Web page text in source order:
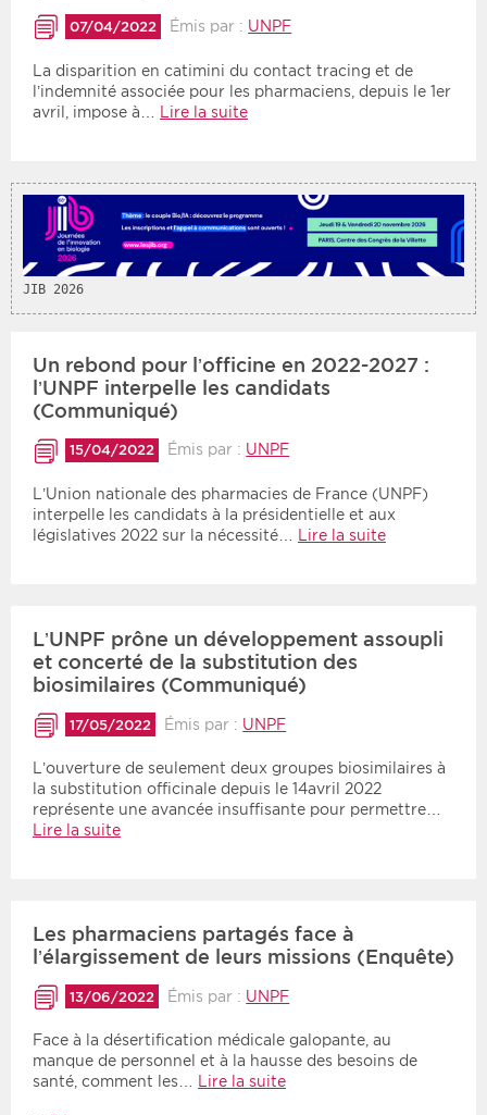
Inversé
07/04/2022 Émis par : UNPF
La disparition en catimini du contact tracing et de
l’indemnité associée pour les pharmaciens, depuis le 1er
avril, impose à… Lire la suite
JIB 2026
Un rebond pour l’officine en 2022-2027 :
l’UNPF interpelle les candidats
(Communiqué)
15/04/2022 Émis par : UNPF
L’Union nationale des pharmacies de France (UNPF)
interpelle les candidats à la présidentielle et aux
législatives 2022 sur la nécessité…
Lire la suite
L’UNPF prône un développement assoupli
et concerté de la substitution des
biosimilaires (Communiqué)
17/05/2022 Émis par : UNPF
L’ouverture de seulement deux groupes biosimilaires à
la substitution officinale depuis le 14avril 2022
représente une avancée insuffisante pour permettre…
Lire la suite
Les pharmaciens partagés face à
l’élargissement de leurs missions (Enquête)
13/06/2022 Émis par : UNPF
Face à la désertification médicale galopante, au
manque de personnel et à la hausse des besoins de
santé, comment les… Lire la suite